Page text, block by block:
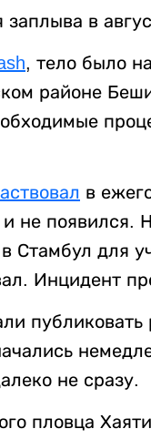
в
, тело было
районе
в
не появился.
Стамбул для
Инцидент
не сразу.
пловца